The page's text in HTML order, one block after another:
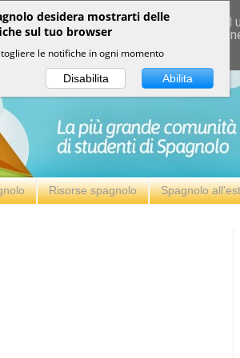
Risorse spagnolo Spagnolo
to analyze traffic. Your IP address and
metrics to ensure quality of service,
desidera mostrarti delle
sul tuo browser
le notifiche in ogni momento
Disabilita Abilita